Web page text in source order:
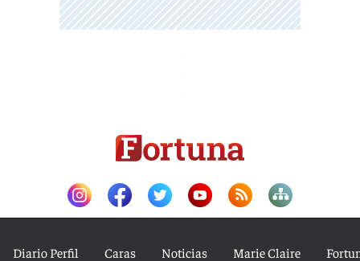
Diario Perfil Caras Noticias Marie Claire